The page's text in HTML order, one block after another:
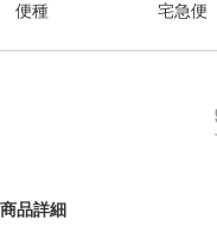
便種 宅急便
商品詳細